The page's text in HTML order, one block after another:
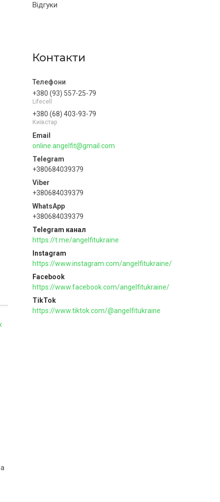
Відгуки
Контакти
+380 (93) 557-25-79
Lifecell
+380 (68) 403-93-79
Київстар
online.angelfit@gmail.com
+380684039379
+380684039379
+380684039379
Telegram канал
https://t.me/angelfitukraine
Instagram
https://www.instagram.com/angelfitukraine/
Facebook
https://www.facebook.com/angelfitukraine/
TikTok
https://www.tiktok.com/@angelfitukraine